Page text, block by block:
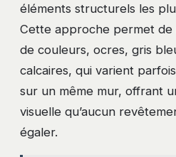
éléments structurels les
Cette approche permet de
de couleurs, ocres, gris
calcaires, qui varient
sur un même mur, offrant
visuelle qu’aucun
égaler.